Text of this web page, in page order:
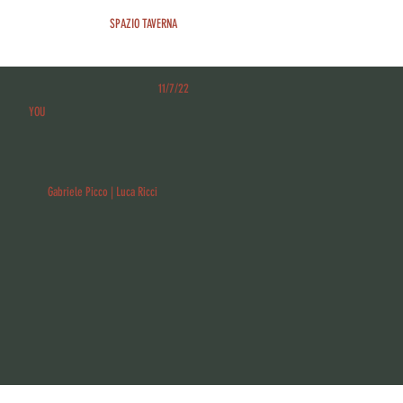
SPAZIO TAVERNA
YOU
11/7/22
Gabriele Picco | Luca Ricci